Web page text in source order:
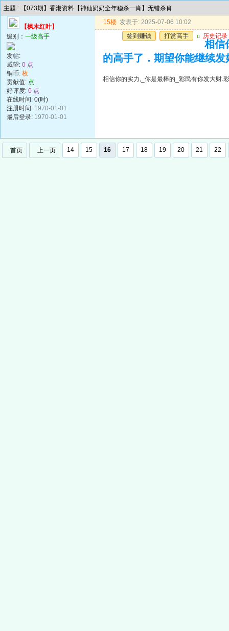
主题 : 【073期】香港资料【神仙奶奶全年稳杀一肖】无错杀肖
【枫木红叶】
级别： 一级高手
发帖:
威望: 0 点
铜币: 枚
贡献值: 点
好评度: 0 点
在线时间: 0(时)
注册时间: 1970-01-01
最后登录: 1970-01-01
15楼 发表于: 2025-07-06 10:02
签到赚钱
打赏高手 u 历史记录
相信
的高手了．期望你能继续发
相信你的实力,_你是最棒的_彩民有你发大财.
首页 上一页 14 15 16 17 18 19 20 21 22